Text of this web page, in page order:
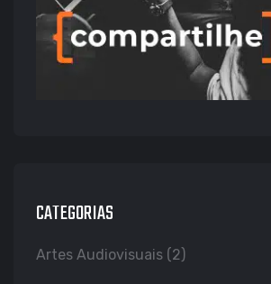
CATEGORIAS
Artes Audiovisuais (2)